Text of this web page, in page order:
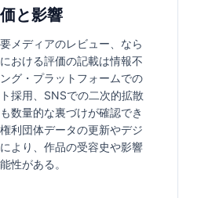
と影響
メディアのレビュー、なら
おける評価の記載は情報不
グ・プラットフォームでの
採用、SNSでの二次的拡散
数量的な裏づけが確認でき
利団体データの更新やデジ
より、作品の受容史や影響
性がある。